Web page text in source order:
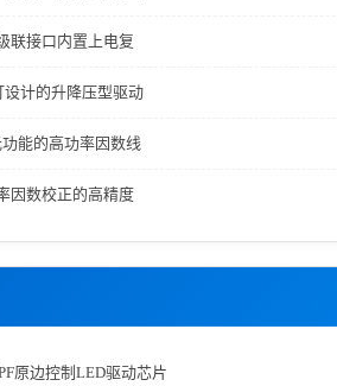
联接口内置上电复
计的升降压型驱动
能的高功率因数线
因数校正的高精度
原边控制LED驱动芯片